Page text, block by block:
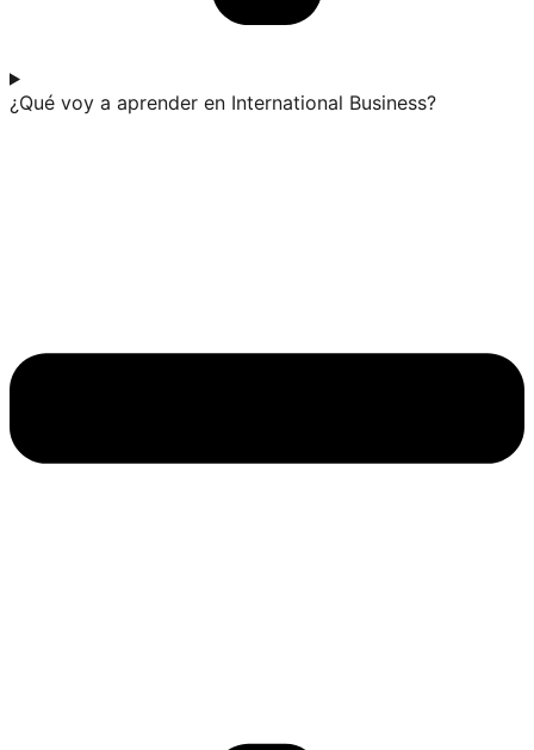
¿Qué voy a aprender en International Business?